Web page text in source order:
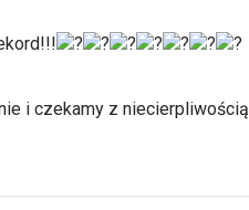
i czekamy z niecierpliwością